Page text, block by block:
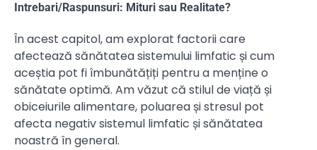
Intrebari/Raspunsuri: Mituri sau Realitate?
În acest capitol, am explorat factorii care
afectează sănătatea sistemului limfatic și cum
aceștia pot fi îmbunătățiți pentru a menține o
sănătate optimă. Am văzut că stilul de viață și
obiceiurile alimentare, poluarea și stresul pot
afecta negativ sistemul limfatic și sănătatea
noastră în general.